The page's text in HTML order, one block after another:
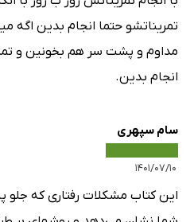
تمریناتشو حتما انجام بدین اگه
مداوم و پشت سر هم بخونین و
انجام بدین.
سام سپهری
۱۴۰۱/۰۷/۱۰
این کتاب مشکلات رفتاری که جلو